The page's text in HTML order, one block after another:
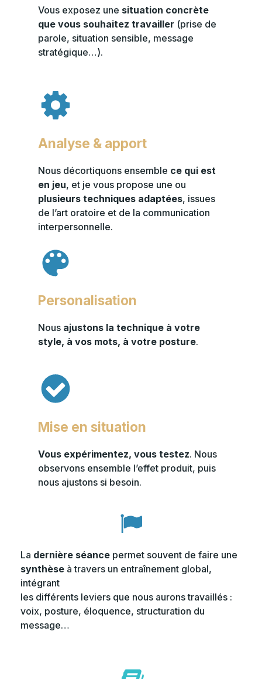
Analyse & apport
Nous décortiquons ensemble ce qui est
en jeu, et je vous propose une ou
plusieurs techniques adaptées, issues
de l’art oratoire et de la communication
interpersonnelle.
Personalisation
Nous ajustons la technique à votre
style, à vos mots, à votre posture.
Mise en situation
Vous expérimentez, vous testez. Nous
observons ensemble l’effet produit, puis
nous ajustons si besoin.
Vous exposez une situation concrète
que vous souhaitez travailler (prise de
parole, situation sensible, message
stratégique…).
La dernière séance permet souvent de faire une
synthèse à travers un entraînement global,
intégrant
les différents leviers que nous aurons travaillés :
voix, posture, éloquence, structuration du
message…